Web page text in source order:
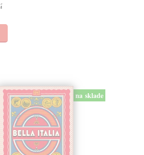
na sklade